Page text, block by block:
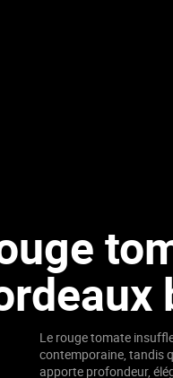
Le rouge tomate
contemporaine, tandis
apporte profondeur,